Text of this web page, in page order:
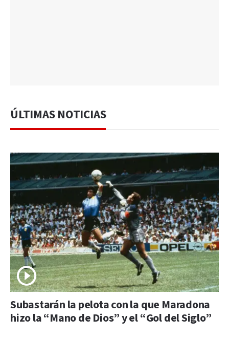
ÚLTIMAS NOTICIAS
Subastarán la pelota con la que Maradona
hizo la “Mano de Dios” y el “Gol del Siglo”